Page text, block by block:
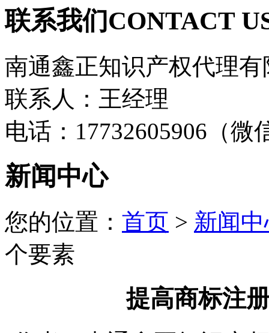
联系我们CONTACT
南通鑫正知识产权代理有
联系人：王经理
电话：17732605906（微
新闻中心
您的位置： 首页 > 新闻
个要素
提高商标注